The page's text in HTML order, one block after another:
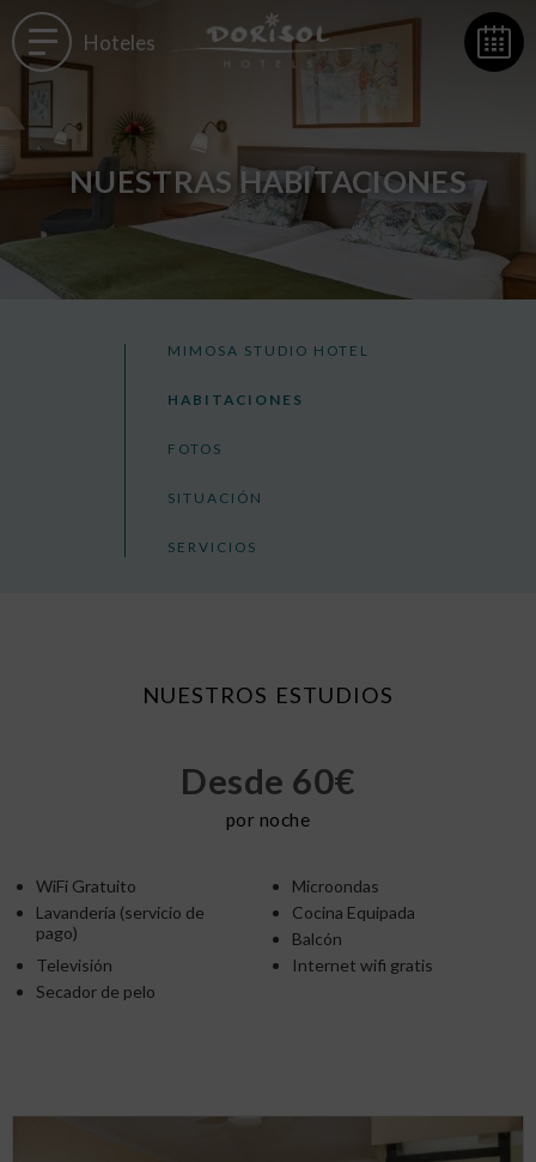
Hoteles
NUESTRAS HABITACIONES
MIMOSA STUDIO HOTEL
HABITACIONES
FOTOS
SITUACIÓN
SERVICIOS
NUESTROS ESTUDIOS
Desde 60€
por noche
WiFi Gratuito
Microondas
Lavandería (servicio de
pago)
Cocina Equipada
Balcón
Televisión
Internet wifi gratis
Secador de pelo